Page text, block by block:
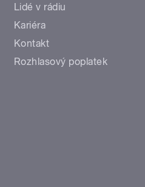
Lidé v rádiu
Kariéra
Kontakt
Rozhlasový poplatek